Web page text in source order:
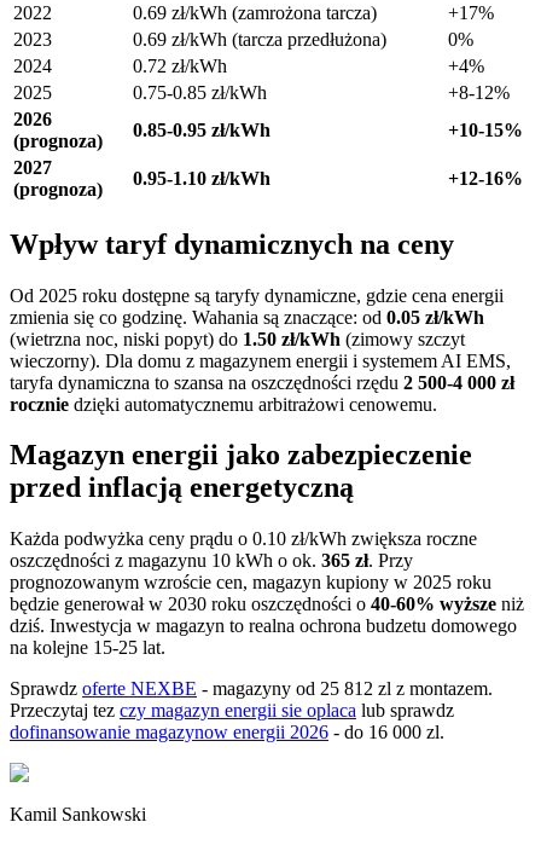
2022
0.69 zł/kWh (zamrożona tarcza)
+17%
2023
0.69 zł/kWh (tarcza przedłużona)
0%
2024
0.72 zł/kWh
+4%
2025
0.75-0.85 zł/kWh
+8-12%
2026
(prognoza)
0.85-0.95 zł/kWh
+10-15%
2027
(prognoza)
0.95-1.10 zł/kWh +12-16%
Wpływ taryf dynamicznych na ceny
Od 2025 roku dostępne są taryfy dynamiczne, gdzie cena energii
zmienia się co godzinę. Wahania są znaczące: od 0.05 zł/kWh
(wietrzna noc, niski popyt) do 1.50 zł/kWh (zimowy szczyt
wieczorny). Dla domu z magazynem energii i systemem AI EMS,
taryfa dynamiczna to szansa na oszczędności rzędu 2 500-4 000 zł
rocznie dzięki automatycznemu arbitrażowi cenowemu.
Magazyn energii jako zabezpieczenie
przed inflacją energetyczną
Każda podwyżka ceny prądu o 0.10 zł/kWh zwiększa roczne
oszczędności z magazynu 10 kWh o ok. 365 zł. Przy
prognozowanym wzroście cen, magazyn kupiony w 2025 roku
będzie generował w 2030 roku oszczędności o 40-60% wyższe niż
dziś. Inwestycja w magazyn to realna ochrona budzetu domowego
na kolejne 15-25 lat.
Sprawdz oferte NEXBE - magazyny od 25 812 zl z montazem.
Przeczytaj tez czy magazyn energii sie oplaca lub sprawdz
dofinansowanie magazynow energii 2026 - do 16 000 zl.
Kamil Sankowski